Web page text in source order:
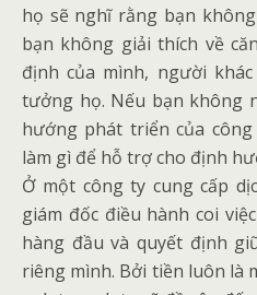
họ sẽ nghĩ rằng bạn
bạn không giải thích về
định của mình, người
tưởng họ. Nếu bạn không
hướng phát triển của
làm gì để hỗ trợ cho định
Ở một công ty cung cấp
giám đốc điều hành coi
hàng đầu và quyết định
riêng mình. Bởi tiền luôn là